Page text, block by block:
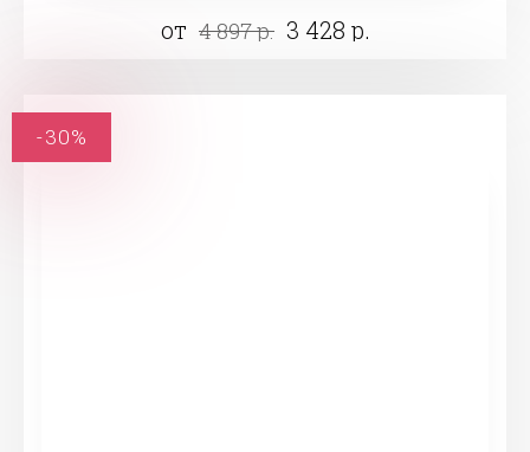
от 4 897 р. 3 428 р.
-30%